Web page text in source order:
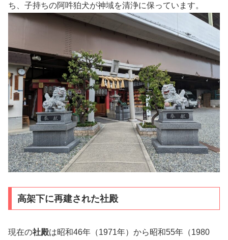
ち、子持ちの阿吽狛犬が神域を清浄に保っています。
高架下に再建された社殿
現在の社殿は昭和46年（1971年）から昭和55年（1980